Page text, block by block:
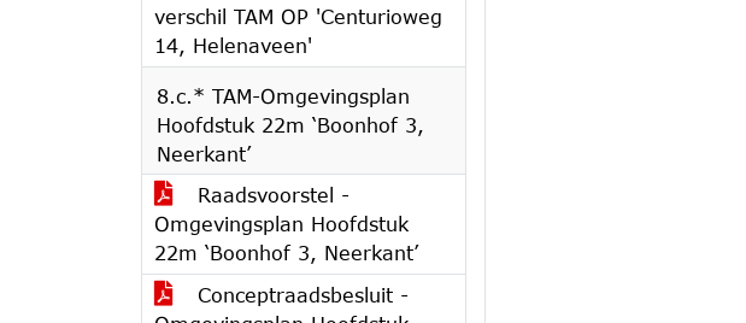
verschil TAM OP 'Centurioweg
14, Helenaveen'
8.c.* TAM-Omgevingsplan
Hoofdstuk 22m ‘Boonhof 3,
Neerkant’
Raadsvoorstel -
Omgevingsplan Hoofdstuk
22m ‘Boonhof 3, Neerkant’
Conceptraadsbesluit -